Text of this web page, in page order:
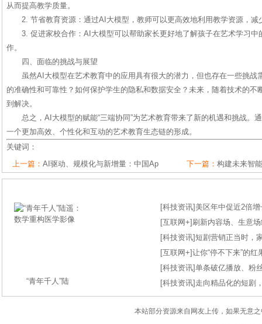
从而提高教学质量。
2. 节省教育资源：通过AI大模型，教师可以更高效地利用教学资源，减
3. 促进家校合作：AI大模型可以帮助家长更好地了解孩子在艺术学习
作。
四、面临的挑战与展望
虽然AI大模型在艺术教育中的应用具有很大的潜力，但也存在一些挑战
的准确性和可靠性？如何保护学生的隐私和数据安全？未来，随着技术的不
到解决。
总之，AI大模型的赋能“三端协同”为艺术教育带来了新的机遇和挑战。
一个更加高效、个性化和互动的艺术教育生态链的形成。
关键词：
上一篇： AI驱动、规模化与新增量：中国Ap 下一篇： 构建未来智
“青年千人”陆
[科技资讯] 美区年中促近2倍
[互联网+] 刷新内容场、生意
[科技资讯]短剧营销正当时，
[互联网+]让你“停不下来”的
[科技资讯]单条破亿播放、粉
[科技资讯] 走向精品化的短剧
本站部分资源来自网友上传，如果无意